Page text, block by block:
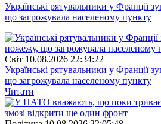
Українські рятувальники у Франції
що загрожувала населеному пункту
Свiт 10.08.2026 22:34:22
Українські рятувальники у Франції
що загрожувала населеному пункту
Читати